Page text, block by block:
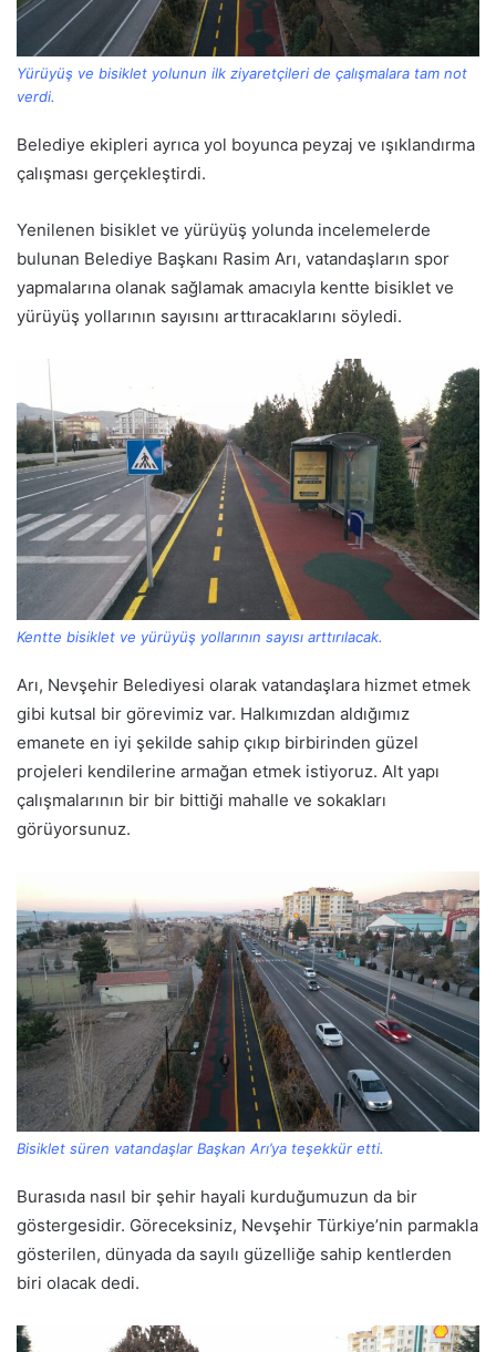
Yürüyüş ve bisiklet yolunun ilk ziyaretçileri de çalışmalara tam not
verdi.
Belediye ekipleri ayrıca yol boyunca peyzaj ve ışıklandırma
çalışması gerçekleştirdi.
Yenilenen bisiklet ve yürüyüş yolunda incelemelerde
bulunan Belediye Başkanı Rasim Arı, vatandaşların spor
yapmalarına olanak sağlamak amacıyla kentte bisiklet ve
yürüyüş yollarının sayısını arttıracaklarını söyledi.
Kentte bisiklet ve yürüyüş yollarının sayısı arttırılacak.
Arı, Nevşehir Belediyesi olarak vatandaşlara hizmet etmek
gibi kutsal bir görevimiz var. Halkımızdan aldığımız
emanete en iyi şekilde sahip çıkıp birbirinden güzel
projeleri kendilerine armağan etmek istiyoruz. Alt yapı
çalışmalarının bir bir bittiği mahalle ve sokakları
görüyorsunuz.
Bisiklet süren vatandaşlar Başkan Arı’ya teşekkür etti.
Burasıda nasıl bir şehir hayali kurduğumuzun da bir
göstergesidir. Göreceksiniz, Nevşehir Türkiye’nin parmakla
gösterilen, dünyada da sayılı güzelliğe sahip kentlerden
biri olacak dedi.